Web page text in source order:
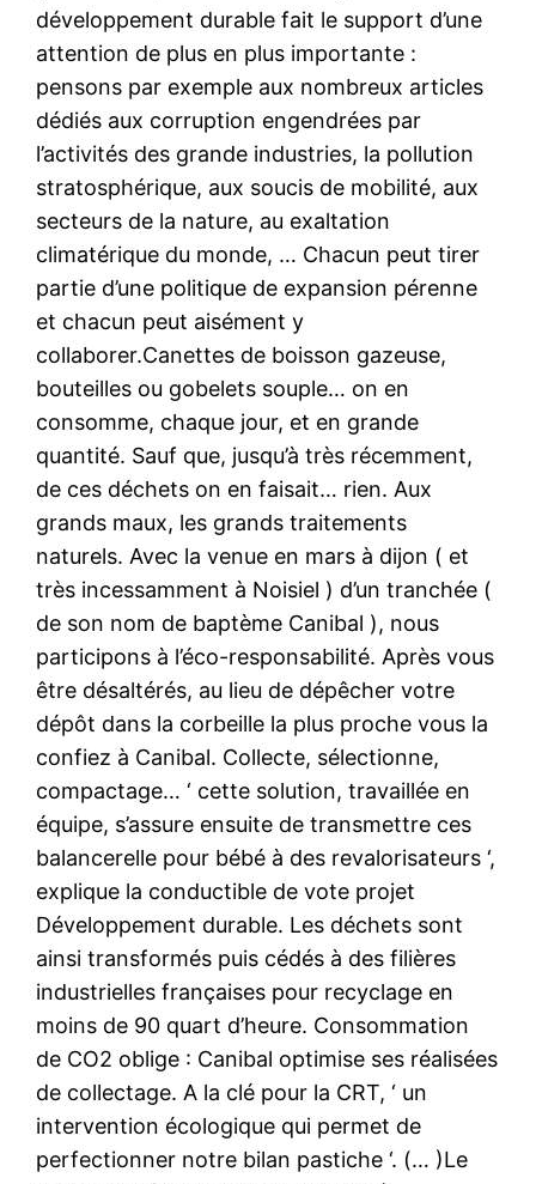
développement durable fait le support d’une
attention de plus en plus importante :
pensons par exemple aux nombreux articles
dédiés aux corruption engendrées par
l’activités des grande industries, la pollution
stratosphérique, aux soucis de mobilité, aux
secteurs de la nature, au exaltation
climatérique du monde, … Chacun peut tirer
partie d’une politique de expansion pérenne
et chacun peut aisément y
collaborer.Canettes de boisson gazeuse,
bouteilles ou gobelets souple… on en
consomme, chaque jour, et en grande
quantité. Sauf que, jusqu’à très récemment,
de ces déchets on en faisait… rien. Aux
grands maux, les grands traitements
naturels. Avec la venue en mars à dijon ( et
très incessamment à Noisiel ) d’un tranchée (
de son nom de baptème Canibal ), nous
participons à l’éco-responsabilité. Après vous
être désaltérés, au lieu de dépêcher votre
dépôt dans la corbeille la plus proche vous la
confiez à Canibal. Collecte, sélectionne,
compactage… ‘ cette solution, travaillée en
équipe, s’assure ensuite de transmettre ces
balancerelle pour bébé à des revalorisateurs ‘,
explique la conductible de vote projet
Développement durable. Les déchets sont
ainsi transformés puis cédés à des filières
industrielles françaises pour recyclage en
moins de 90 quart d’heure. Consommation
de CO2 oblige : Canibal optimise ses réalisées
de collectage. A la clé pour la CRT, ‘ un
intervention écologique qui permet de
perfectionner notre bilan pastiche ‘. (… )Le